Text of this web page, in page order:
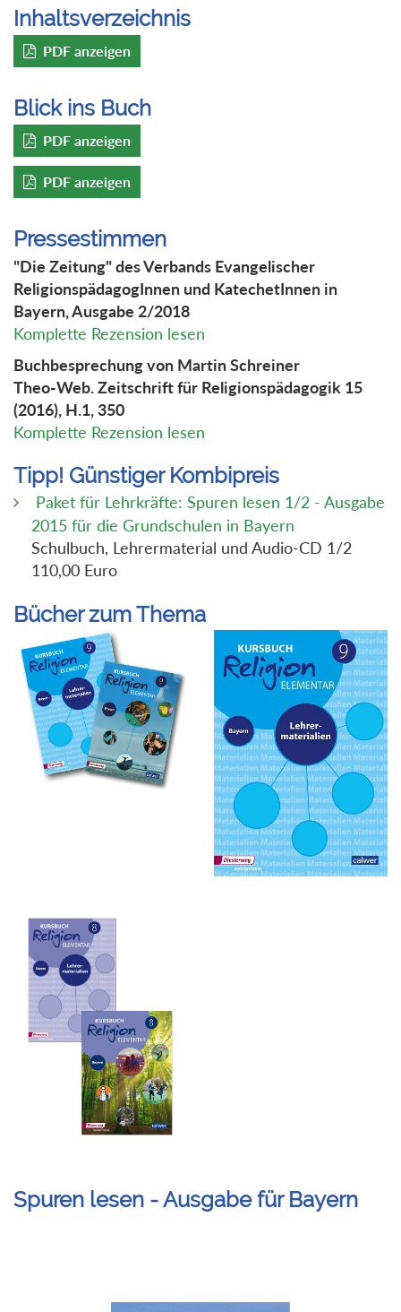
Inhaltsverzeichnis
PDF anzeigen
Blick ins Buch
PDF anzeigen
PDF anzeigen
Pressestimmen
"Die Zeitung" des Verbands Evangelischer
ReligionspädagogInnen und KatechetInnen in
Bayern, Ausgabe 2/2018
Komplette Rezension lesen
Buchbesprechung von Martin Schreiner
Theo-Web. Zeitschrift für Religionspädagogik 15
(2016), H.1, 350
Komplette Rezension lesen
Tipp! Günstiger Kombipreis
Paket für Lehrkräfte: Spuren lesen 1/2 - Ausgabe
2015 für die Grundschulen in Bayern
Schulbuch, Lehrermaterial und Audio-CD 1/2
110,00 Euro
Bücher zum Thema
Spuren lesen - Ausgabe für Bayern